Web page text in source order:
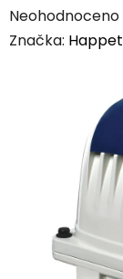
Průměrné
hodnocení
hvězdiček.
Neohodnoceno
Značka: Happet